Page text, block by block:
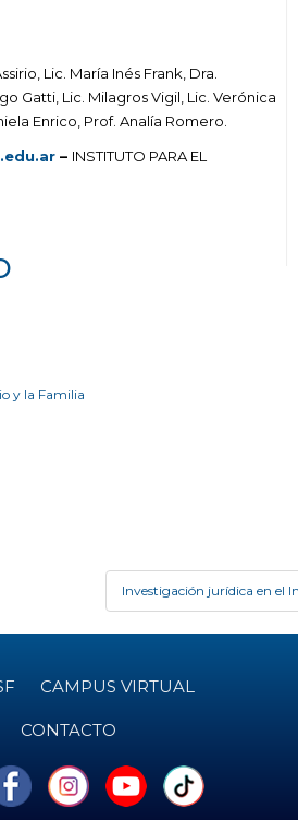
Lic. María Inés Frank, Dra.
Gatti, Lic. Milagros Vigil, Lic. Verónica
Enrico, Prof. Analía Romero.
– INSTITUTO PARA EL
y la Familia
Investigación jurídica en el
CAMPUS VIRTUAL
CONTACTO